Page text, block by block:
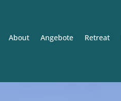
About Angebote Retreat